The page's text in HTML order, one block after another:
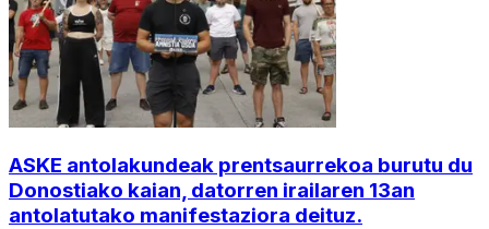
ASKE antolakundeak prentsaurrekoa burutu du
Donostiako kaian, datorren irailaren 13an
antolatutako manifestaziora deituz.